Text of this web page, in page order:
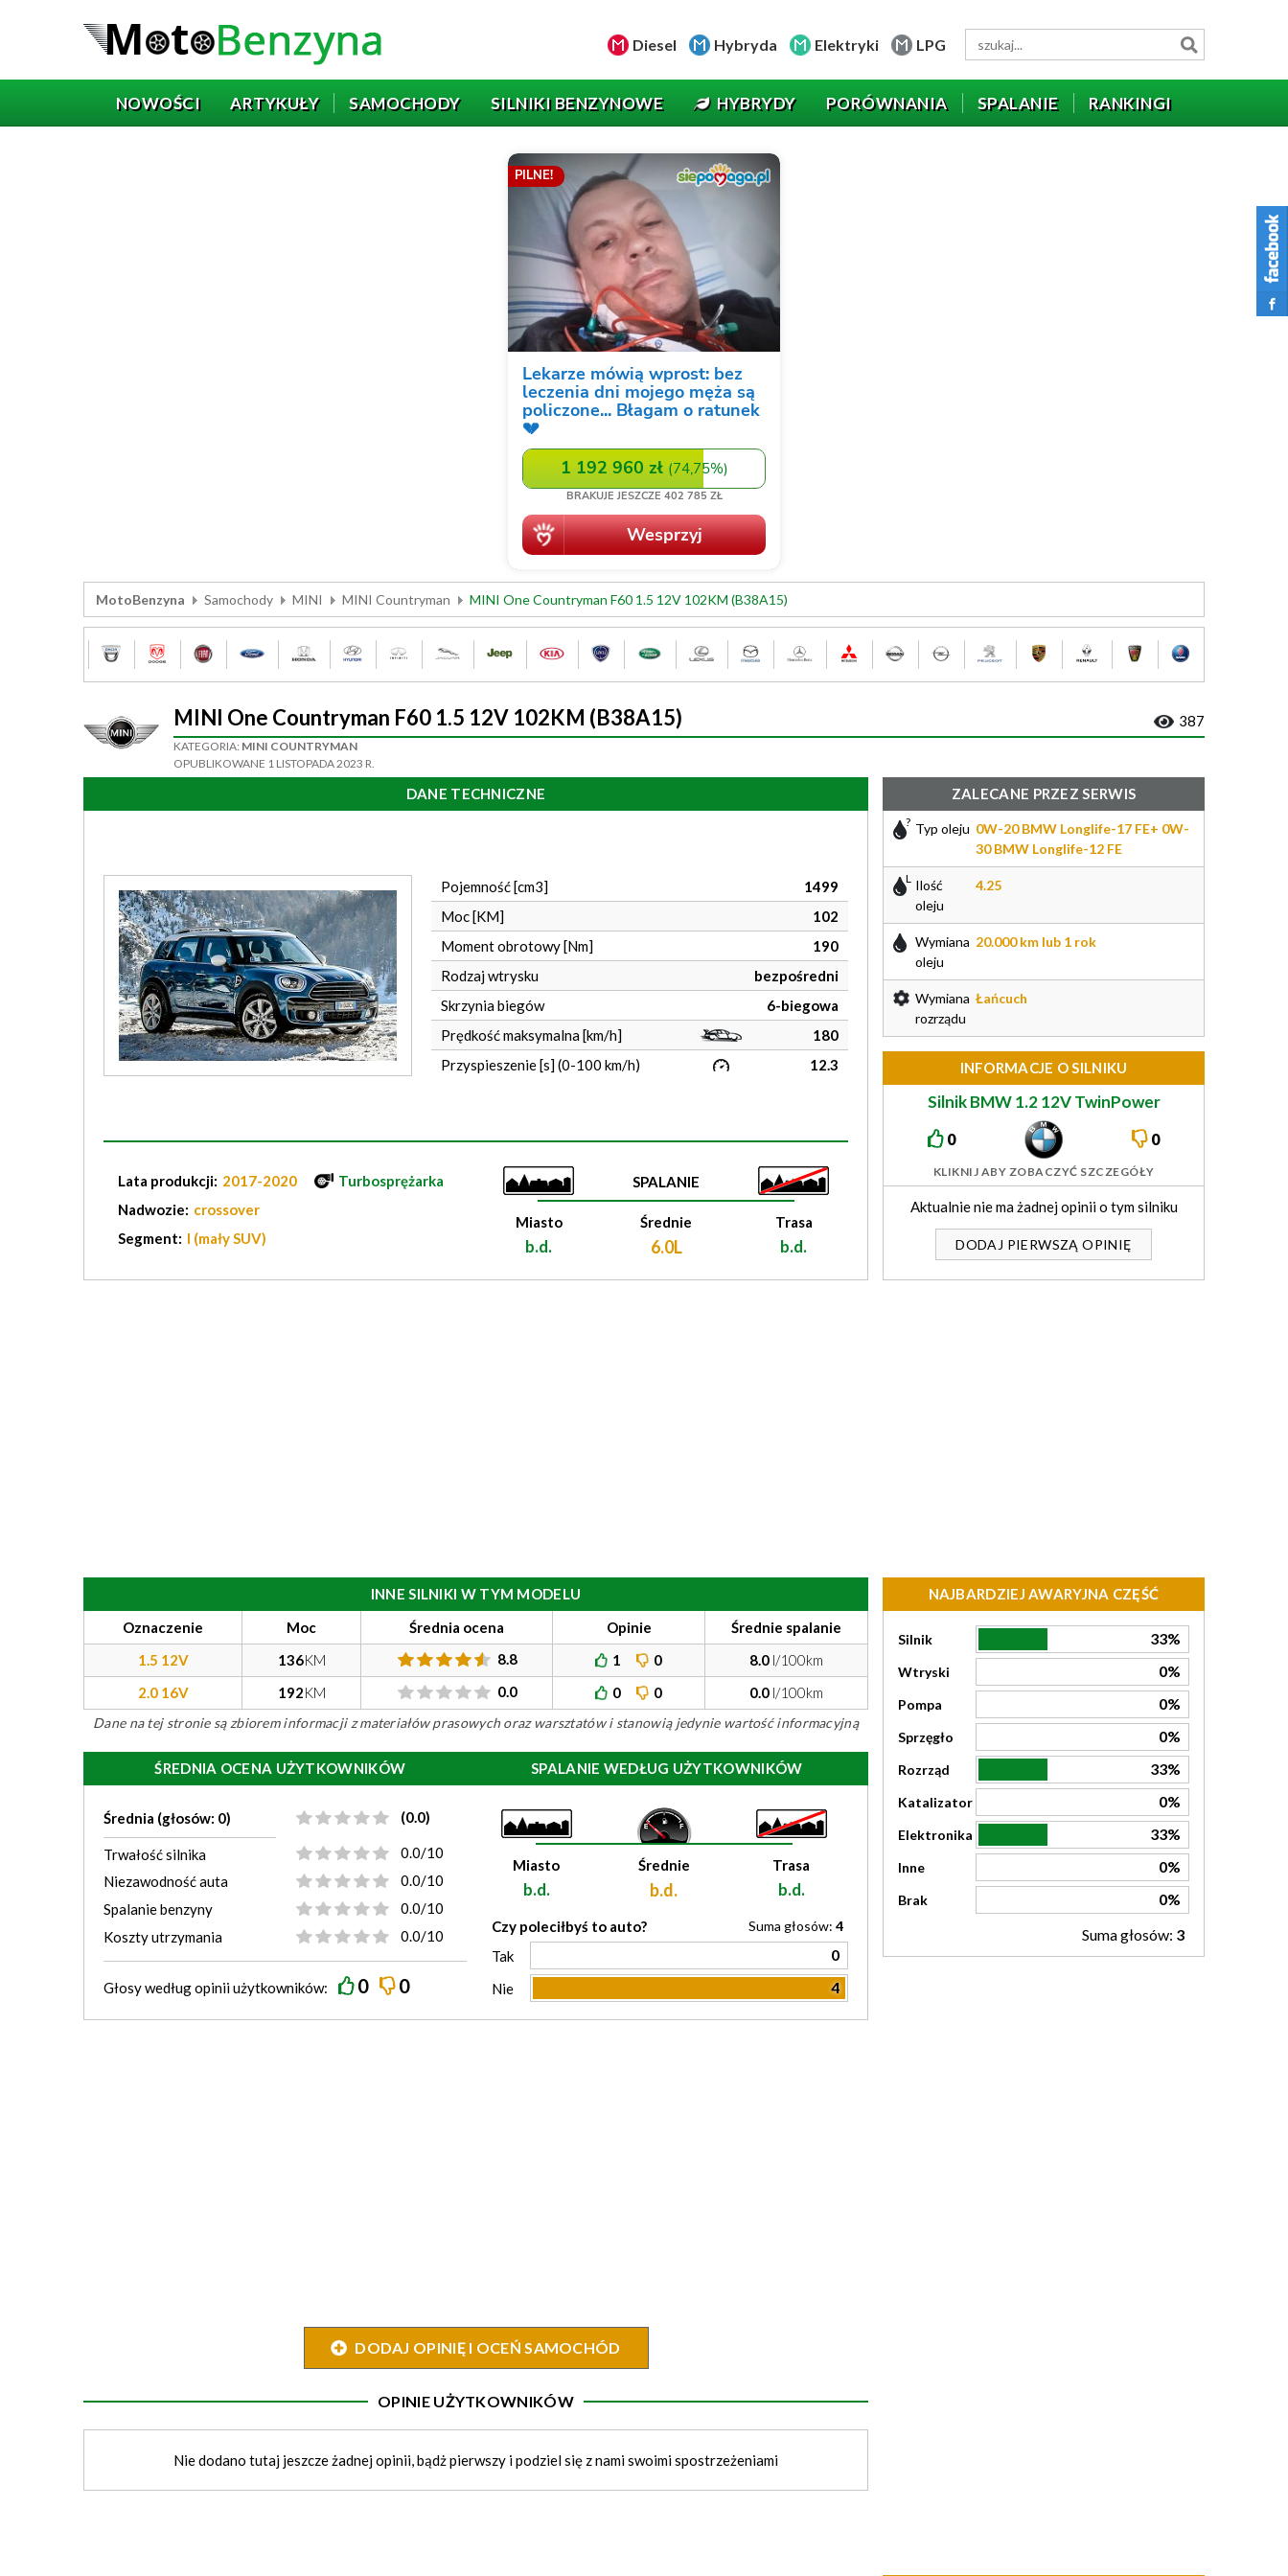
Diesel Hybryda Elektryki LPG
NOWOŚCI ARTYKUŁY SAMOCHODY SILNIKI BENZYNOWE HYBRYDY PORÓWNANIA SPALANIE RANKINGI
MotoBenzyna Samochody MINI MINI Countryman MINI One Countryman F60 1.5 12V 102KM (B38A15)
MINI One Countryman F60 1.5 12V 102KM (B38A15) 387
KATEGORIA: MINI COUNTRYMAN
OPUBLIKOWANE 1 LISTOPADA 2023 R.
DANE TECHNICZNE
Pojemność [cm3]
1499
Moc [KM]
102
Moment obrotowy [Nm]
190
Rodzaj wtrysku
bezpośredni
Skrzynia biegów
6-biegowa
Prędkość maksymalna [km/h]
180
Przyspieszenie [s] (0-100 km/h)
12.3
Lata produkcji: 2017-2020
Turbosprężarka
Nadwozie: crossover
Segment: I (mały SUV)
SPALANIE
Miasto
b.d.
Średnie
6.0L
Trasa
b.d.
ZALECANE PRZEZ SERWIS
Typ oleju 0W-20 BMW Longlife-17 FE+ 0W-
30 BMW Longlife-12 FE
Ilość
oleju
4.25
Wymiana
oleju
20.000 km lub 1 rok
Wymiana
rozrządu
Łańcuch
INFORMACJE O SILNIKU
Silnik BMW 1.2 12V TwinPower
75/102KM B38A12
0 0
KLIKNIJ ABY ZOBACZYĆ SZCZEGÓŁY
Aktualnie nie ma żadnej opinii o tym silniku
DODAJ PIERWSZĄ OPINIĘ
INNE SILNIKI W TYM MODELU
Oznaczenie
Moc Średnia ocena Opinie
Średnie spalanie
1.5 12V
136KM 8.8 1 0 8.0 l/100km
2.0 16V
192KM 0.0 0 0 0.0 l/100km
Dane na tej stronie są zbiorem informacji z materiałów prasowych oraz warsztatów i stanowią jedynie wartość informacyjną
ŚREDNIA OCENA UŻYTKOWNIKÓW
Średnia (głosów: 0) (0.0)
Trwałość silnika
0.0/10
Niezawodność auta
0.0/10
Spalanie benzyny
0.0/10
Koszty utrzymania
0.0/10
Głosy wedługopiniiużytkowników: 0 0
SPALANIE WEDŁUG UŻYTKOWNIKÓW
Miasto
b.d.
Średnie
b.d.
Trasa
b.d.
Czy poleciłbyś to auto? Suma głosów: 4
Tak 0
Nie 4
DODAJ OPINIĘ I OCEŃ SAMOCHÓD
OPINIE UŻYTKOWNIKÓW
Nie dodano tutaj jeszcze żadnej opinii, bądż pierwszy i podziel się z nami swoimi spostrzeżeniami
NAJBARDZIEJ AWARYJNA CZĘŚĆ
Silnik 33%
Wtryski 0%
Pompa 0%
Sprzęgło 0%
Rozrząd 33%
Katalizator 0%
Elektronika 33%
Inne 0%
Brak
0%
Suma głosów: 3